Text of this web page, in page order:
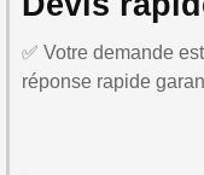
✅ Votre demande
réponse rapide